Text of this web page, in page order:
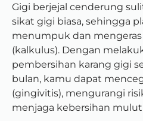
Gigi berjejal cenderung
sikat gigi biasa, sehingga
menumpuk dan
(kalkulus). Dengan
pembersihan karang gigi
bulan, kamu dapat
(gingivitis), mengurangi
menjaga kebersihan